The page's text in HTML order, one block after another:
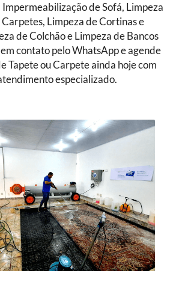
Impermeabilização de Sofá, Limpeza
Carpetes, Limpeza de Cortinas e
de Colchão e Limpeza de Bancos
contato pelo WhatsApp e agende
Tapete ou Carpete ainda hoje com
especializado.